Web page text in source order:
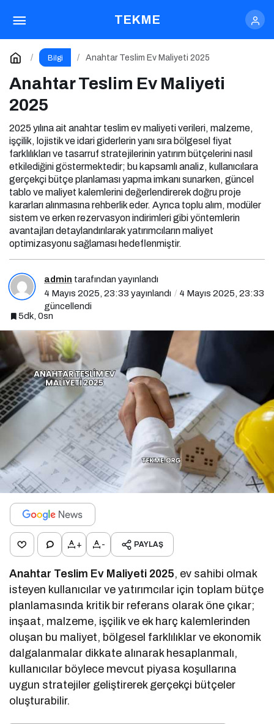
TEKME
Bilgi Anahtar Teslim Ev Maliyeti 2025
Anahtar Teslim Ev Maliyeti
2025
2025 yılına ait anahtar teslim ev maliyeti verileri, malzeme,
işçilik, lojistik ve idari giderlerin yanı sıra bölgesel fiyat
farklılıkları ve tasarruf stratejilerinin yatırım bütçelerini nasıl
etkilediğini göstermektedir; bu kapsamlı analiz, kullanıcılara
gerçekçi bütçe planlaması yapma imkanı sunarken, güncel
tablo ve maliyet kalemlerini değerlendirerek doğru proje
kararları alınmasına rehberlik eder. Ayrıca toplu alım, modüler
sistem ve erken rezervasyon indirimleri gibi yöntemlerin
avantajları detaylandırılarak yatırımcıların maliyet
optimizasyonu sağlaması hedeflenmiştir.
admin tarafından yayınlandı
4 Mayıs 2025, 23:33 yayınlandı
4 Mayıs 2025, 23:33
güncellendi
5dk, 0sn
+ - PAYLAŞ
Anahtar Teslim Ev Maliyeti 2025, ev sahibi olmak
isteyen kullanıcılar ve yatırımcılar için toplam bütçe
planlamasında kritik bir referans olarak öne çıkar;
inşaat, malzeme, işçilik ve ek harç kalemlerinden
oluşan bu maliyet, bölgesel farklılıklar ve ekonomik
dalgalanmalar dikkate alınarak hesaplanmalı,
kullanıcılar böylece mevcut piyasa koşullarına
uygun stratejiler geliştirerek gerçekçi bütçeler
oluşturabilir.
Anahtar Teslim Ev Maliyeti 2025
Yorum Yap